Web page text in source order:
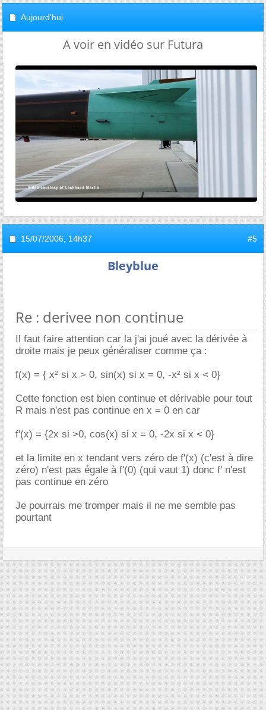
Aujourd'hui
A voir en vidéo sur Futura
15/07/2006, 14h37 #5
Bleyblue
Re : derivee non continue
Il faut faire attention car la j'ai joué avec la dérivée à
droite mais je peux généraliser comme ça :
f(x) = { x² si x > 0, sin(x) si x = 0, -x² si x < 0}
Cette fonction est bien continue et dérivable pour tout
R mais n'est pas continue en x = 0 en car
f'(x) = {2x si >0, cos(x) si x = 0, -2x si x < 0}
et la limite en x tendant vers zéro de f'(x) (c'est à dire
zéro) n'est pas égale à f'(0) (qui vaut 1) donc f' n'est
pas continue en zéro
Je pourrais me tromper mais il ne me semble pas
pourtant